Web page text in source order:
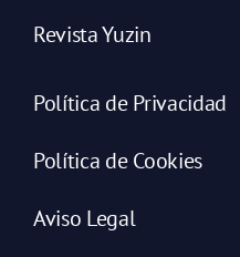
Revista Yuzin
Política de Privacidad
Política de Cookies
Aviso Legal